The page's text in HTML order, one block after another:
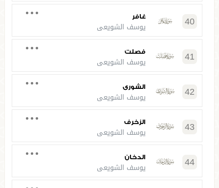
40 غافر
يوسف الشويعي
41 فصلت
يوسف الشويعي
42 الشورى
يوسف الشويعي
43 الزخرف
يوسف الشويعي
44 الدخان
يوسف الشويعي